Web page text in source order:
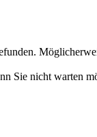
Sie nicht warten